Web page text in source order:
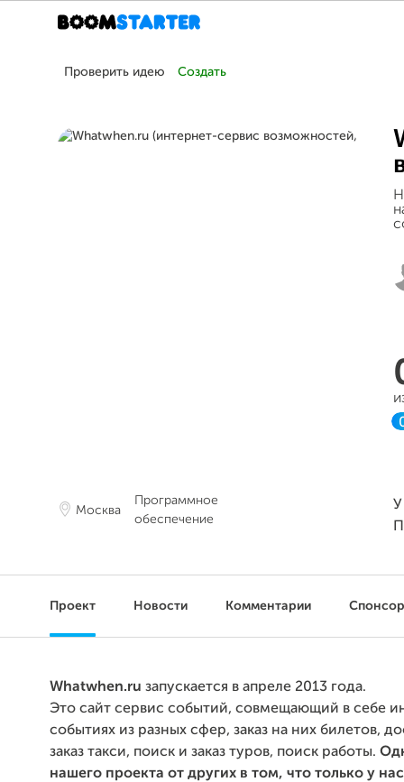
Проверить идею Создать
Москва
Программное
обеспечение
Проект Новости Комментарии
Whatwhen.ru запускается в апреле 2013 года.
Это сайт сервис событий, совмещающий в себе
событиях из разных сфер, заказ на них билетов,
заказ такси, поиск и заказ туров, поиск работы.
нашего проекта от других в том, что только у